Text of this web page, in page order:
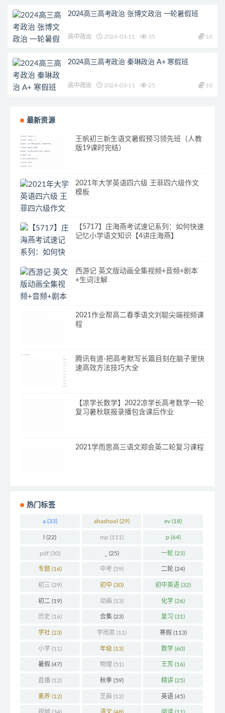
2024高三高考政治 张博文政治 一轮暑假班
高中政治 2024-03-11 35 10
2024高三高考政治 秦琳政治 A+ 寒假班
高中政治 2024-03-11 25 10
最新资源
王帆初三新生语文暑假预习领先班（人教
版19课时完结）
2021年大学英语四六级 王菲四六级作文
模板
【5717】庄海燕考试速记系列：如何快速
记忆小学语文知识【4讲庄海燕】
西游记 英文版动画全集视频+音频+剧本
+生词注解
2021作业帮高二春季语文刘聪尖端视频课
程
腾讯有道-把高考默写长篇目刻在脑子里快
速高效方法技巧大全
【凉学长数学】2022凉学长高考数学一轮
复习暑秋联报录播包含课后作业
2021学而思高三语文郑会英二轮复习课程
热门标签
a(33) ahashool (29) ev (18)
(22) mp (111) p(64)
pdf(30) (25) 一轮 (23)
专题 (16) 中考 (59) 二轮 (24)
初三 (29) 初中 (30) 初中英语 (32)
初二 (19) 动画 (13) 化学 (26)
历史 (16) 合集(23) 复习 (31)
学社(23) 学而思 (11) 寒假 (113)
小学(11) 年级 (13) 数学 (60)
暑假 (47) 物理 (51) 王芳 (16)
直播(12) 秋季(59) 精讲 (25)
素养(12) 芝麻(12) 英语 (45)